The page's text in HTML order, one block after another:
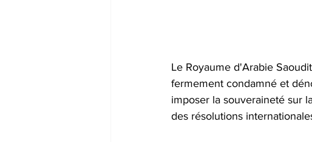
Le Royaume d'Arabie
fermement condamné et
imposer la souveraineté sur
des résolutions